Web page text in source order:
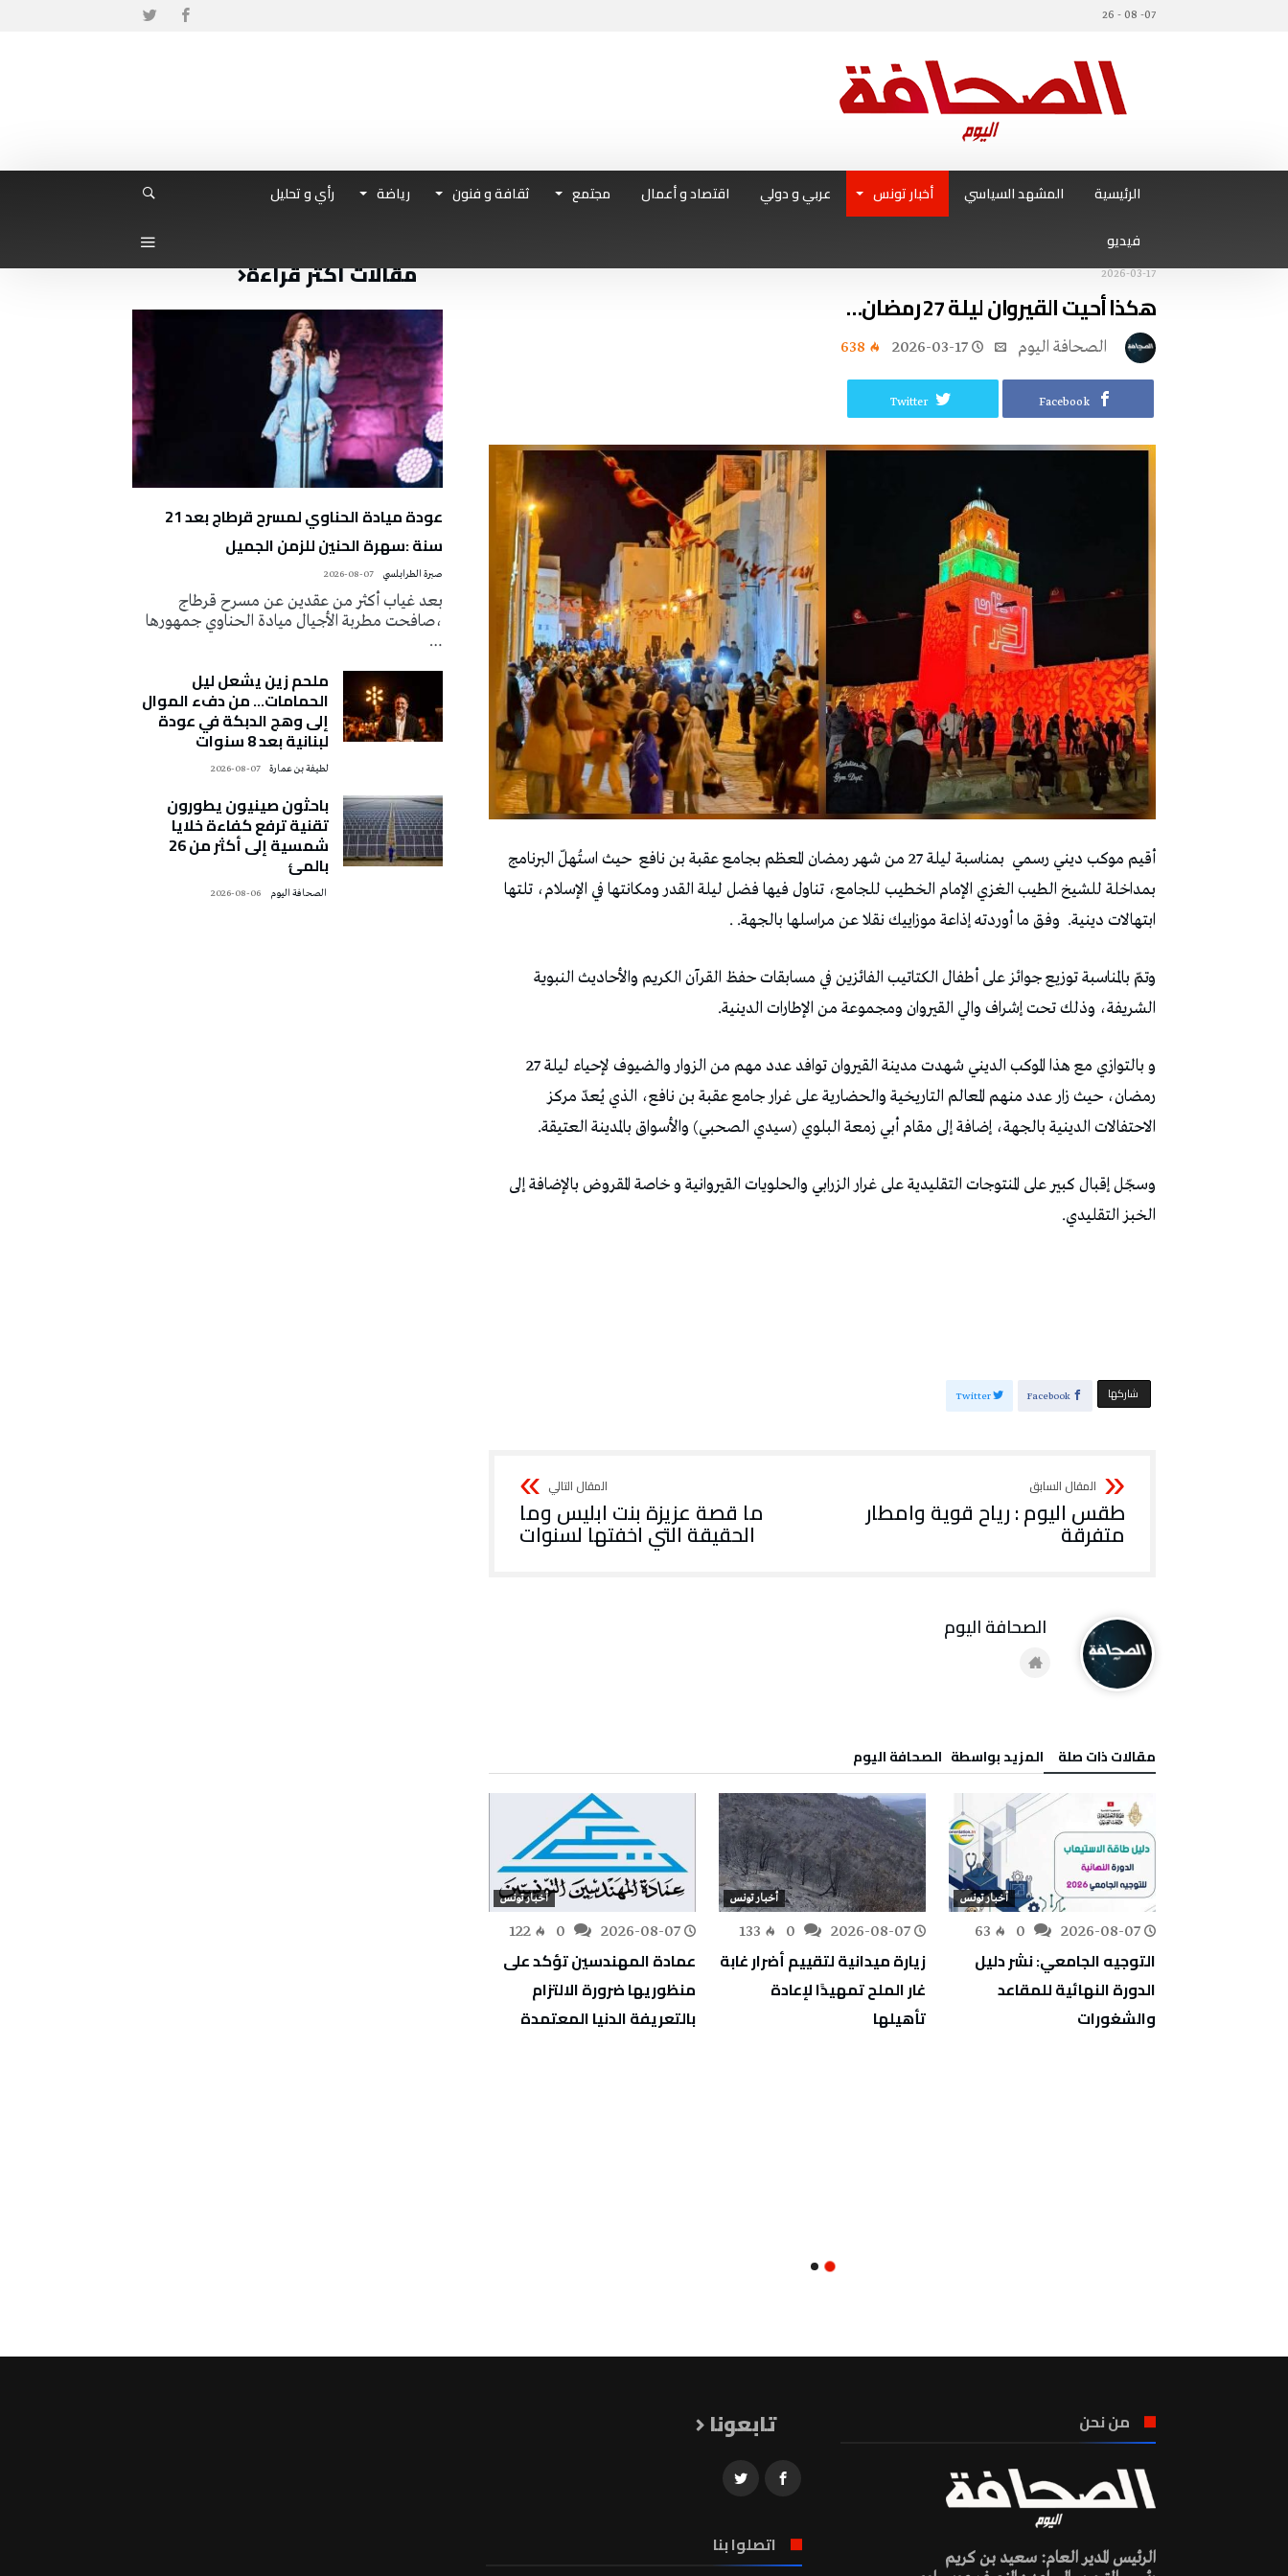
07- 08 - 26
الرئيسية المشهد السياسي أخبار تونس عربي و دولي اقتصاد و أعمال مجتمع ثقافة و فنون رياضة
رأي و تحليل
فيديو
2026-03-17
هكذا أحيت القيروان ليلة 27 رمضان…
2026-03-17
638
Facebook
Twitter
أقيم موكب ديني رسمي بمناسبة ليلة 27 من شهر رمضان المعظم بجامع عقبة بن نافع حيث استُهلّ البرنامج
بمداخلة للشيخ الطيب الغزي الإمام الخطيب للجامع، تناول فيها فضل ليلة القدر ومكانتها في الإسلام، تلتها
ابتهالات دينية. وفق ما أوردته إذاعة موزاييك نقلا عن مراسلها بالجهة. .
وتمّ بالمناسبة توزيع جوائز على أطفال الكتاتيب الفائزين في مسابقات حفظ القرآن الكريم والأحاديث النبوية
الشريفة، وذلك تحت إشراف والي القيروان ومجموعة من الإطارات الدينية.
و بالتوازي مع هذا الموكب الديني شهدت مدينة القيروان توافد عدد مهم من الزوار والضيوف لإحياء ليلة 27
رمضان، حيث زار عدد منهم المعالم التاريخية والحضارية على غرار جامع عقبة بن نافع، الذي يُعدّ مركز
الاحتفالات الدينية بالجهة، إضافة إلى مقام أبي زمعة البلوي (سيدي الصحبي) والأسواق بالمدينة العتيقة.
وسجّل إقبال كبير على المنتوجات التقليدية على غرار الزرابي والحلويات القيروانية و خاصة المقروض بالإضافة إلى
الخبز التقليدي.
‫‫ شاركها‬ Facebook
Twitter
طقس اليوم : رياح قوية وامطار
متفرقة
ما قصة عزيزة بنت ابليس وما
الحقيقة التي اخفتها لسنوات
‫مقالات ذات صلة‬ ‫‫المزيد بواسطة‬ ‬ ‭ ‬الصحافة‭ ‬اليوم
أخبار تونس
2026-08-07
63
التوجيه الجامعي: نشر دليل
الدورة النهائية للمقاعد
والشغورات
أخبار تونس
2026-08-07
133
زيارة ميدانية لتقييم أضرار غابة
غار الملح تمهيدًا لإعادة
تأهيلها
أخبار تونس
2026-08-07
122
عمادة المهندسين تؤكد على
منظوريها ضرورة الالتزام
بالتعريفة الدنيا المعتمدة
مقالات أكثر قراءة
عودة ميادة الحناوي لمسرح قرطاج بعد 21
سنة :سهرة الحنين للزمن الجميل
صبرة الطرابلسي 2026-08-07
بعد غياب أكثر من عقدين عن مسرح قرطاج
،صافحت مطربة الأجيال ميادة الحناوي جمهورها
…
ملحم زين يشعل ليل
الحمامات… من دفء الموال
إلى وهج الدبكة في عودة
لبنانية بعد 8 سنوات
لطيفة بن عمارة 2026-08-07
باحثون صينيون يطورون
تقنية ترفع كفاءة خلايا
شمسية إلى أكثر من 26
بالمئ
2026-08-06
من نحن
الرئيس المدير العام: سعيد بن كريم
تابعونا
اتصلوا بنا